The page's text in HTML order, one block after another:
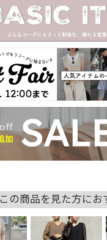
この商品を見た方にお